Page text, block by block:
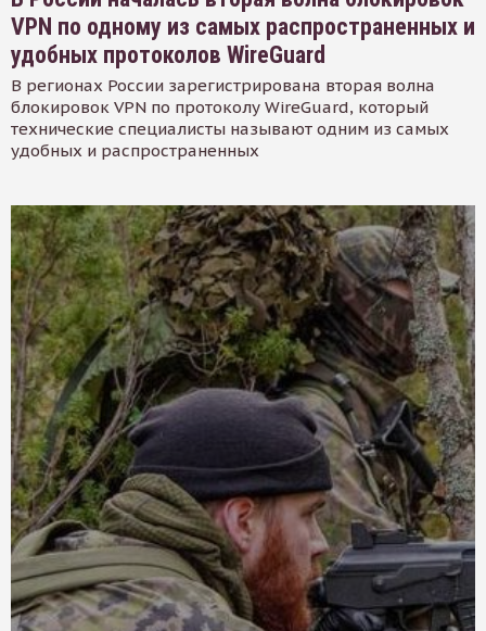
VPN по одному из самых распространенных и
удобных протоколов WireGuard
В регионах России зарегистрирована вторая волна
блокировок VPN по протоколу WireGuard, который
технические специалисты называют одним из самых
удобных и распространенных